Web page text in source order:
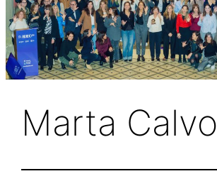
Marta Calvo